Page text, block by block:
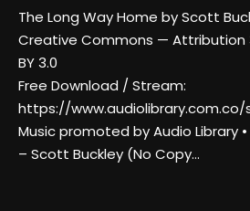
The Long Way Home by Scott
Creative Commons — Attribution
BY 3.0
Free Download / Stream:
https://
Music promoted by Audio Library
– Scott Buckley (No Copy…